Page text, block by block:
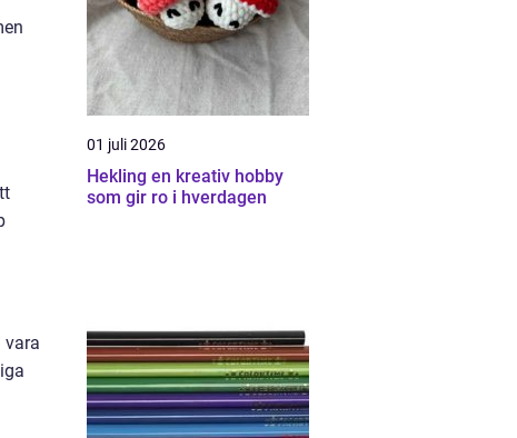
vara
01 juli 2026
Hekling en kreativ hobby
som gir ro i hverdagen